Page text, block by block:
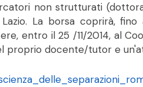
non strutturati
La borsa coprirà,
entro il 25 /11/2014, al
proprio docente/tutor e